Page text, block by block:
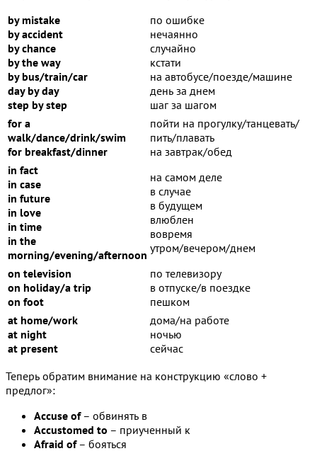
by mistake
by accident
by chance
by the way
by bus/train/car
day by day
step by step
по ошибке
нечаянно
случайно
кстати
на автобусе/поезде/машине
день за днем
шаг за шагом
for a
walk/dance/drink/swim
for breakfast/dinner
пойти на прогулку/танцевать/
пить/плавать
на завтрак/обед
in fact
in case
in future
in love
in time
in the
morning/evening/afternoon
на самом деле
в случае
в будущем
влюблен
вовремя
утром/вечером/днем
on television
on holiday/a trip
on foot
по телевизору
в отпуске/в поездке
пешком
at home/work
at night
at present
дома/на работе
ночью
сейчас
Теперь обратим внимание на конструкцию «слово +
предлог»:
Accuse of– обвинять в
Accustomed to – приученный к
Afraid of– бояться